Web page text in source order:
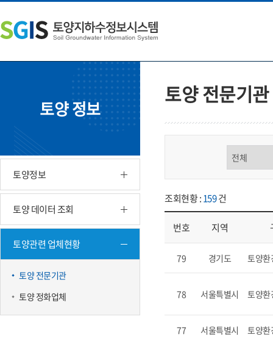
문
내
용
쪽
메
뉴
단
주
소
토양 정보
토양정보
토양 데이터 조회
토양관련 업체현황
토양 전문기관
토양 정화업체
토양 전문기관
조회현황 :159건
번호 지역
79 경기도 토양환
78 서울특별시 토양환
77 서울특별시 토양환